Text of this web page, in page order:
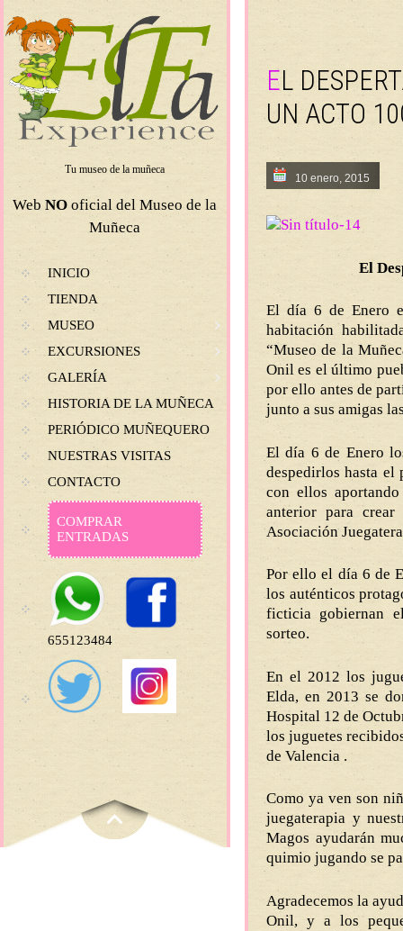
Tu museo de la muñeca
WebNO oficial del Museo de la
Muñeca
SKIP TO CONTENT
INICIO
TIENDA
MUSEO
EXCURSIONES
GALERÍA
HISTORIA DE LA MUÑECA
PERIÓDICO MUÑEQUERO
NUESTRAS VISITAS
CONTACTO
COMPRAR
ENTRADAS
655123484
EL DESPERTAR DE LOS REYES MAGOS DE ONIL 2015,
UN ACTO
10 enero, 2015
El
El día 6 de Enero
habitación
“Museo de la
Onil es el último
por ello antes de
junto a sus amigas
El día 6 de Enero
despedirlos hasta
con ellos
anterior para
Asociación
Por ello el día 6 de
los auténticos
ficticia gobiernan
sorteo.
En el 2012 los
Elda, en 2013 se
Hospital 12 de
los juguetes
de Valencia .
Como ya ven son
juegaterapia y
Magos ayudarán
quimio jugando se
Agradecemos la
Onil, y a los